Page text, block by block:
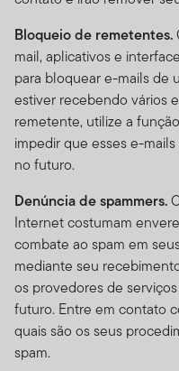
Bloqueio de remetentes.
mail, aplicativos e
para bloquear e-mails de
estiver recebendo vários
remetente, utilize a
impedir que esses e-
no futuro.
Denúncia de spammers.
Internet costumam
combate ao spam em
mediante seu
os provedores de
futuro. Entre em contato
quais são os seus
spam.
obter acesso não
qualquer outro material
quaisquer meios não
por nós para uso
tentando acessar, ou
podem estar sujeitos a
Disponibilidade de
sobre qualquer um dos
contate seu
financeiro) e obtenha